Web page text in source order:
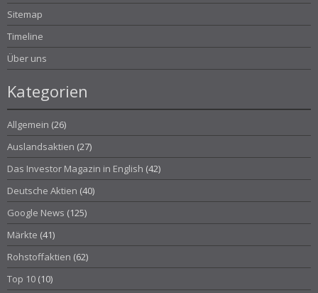
Sitemap
Timeline
Über uns
Kategorien
Allgemein (26)
Auslandsaktien (27)
Das Investor Magazin in English (42)
Deutsche Aktien (40)
Google News (125)
Märkte (41)
Rohstoffaktien (62)
Top 10 (10)